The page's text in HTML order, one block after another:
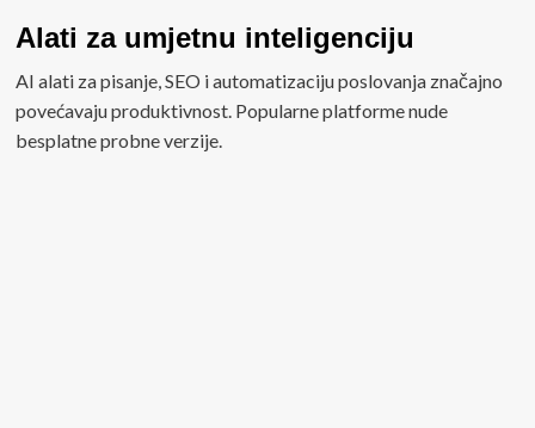
Alati za umjetnu inteligenciju
AI alati za pisanje, SEO i automatizaciju poslovanja značajno
povećavaju produktivnost. Popularne platforme nude
besplatne probne verzije.